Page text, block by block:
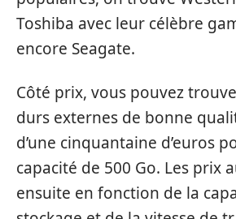
Toshiba avec leur célèbre
encore Seagate.
Côté prix, vous pouvez
durs externes de bonne
d’une cinquantaine d’euros
capacité de 500 Go. Les prix
ensuite en fonction de la